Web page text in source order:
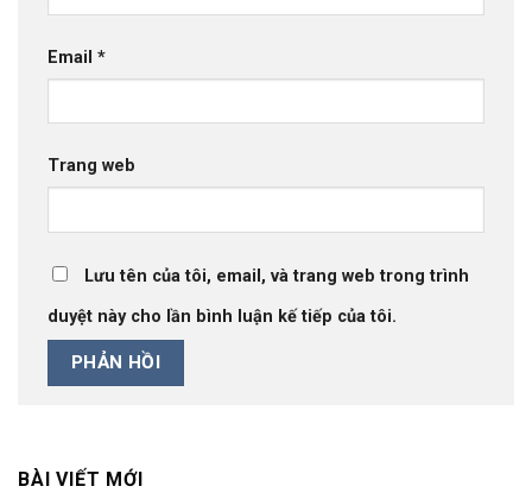
Email *
Trang web
Lưu tên của tôi, email, và trang web trong trình
duyệt này cho lần bình luận kế tiếp của tôi.
BÀI VIẾT MỚI